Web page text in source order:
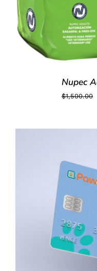
Nupec
$1,500.00
DETALLES